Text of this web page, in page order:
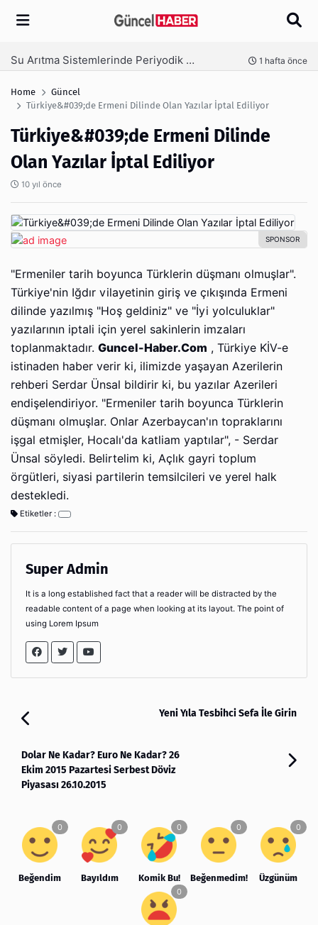
Arama
Ambalaj Süreçlerinde Yeni Nesil Verimliliği Olimpack ile Yakalayın 3 hafta önce
Home
Güncel
Türkiye&#039;de Ermeni Dilinde Olan Yazılar İptal Ediliyor
Türkiye&#039;de Ermeni Dilinde
Olan Yazılar İptal Ediliyor
10 yıl önce
"Ermeniler tarih boyunca Türklerin düşmanı olmuşlar".
Türkiye'nin Iğdır vilayetinin giriş ve çıkışında Ermeni
dilinde yazılmış "Hoş geldiniz" ve "İyi yolculuklar"
yazılarının iptali için yerel sakinlerin imzaları
toplanmaktadır. Guncel-Haber.Com , Türkiye KİV-e
istinaden haber verir ki, ilimizde yaşayan Azerilerin
rehberi Serdar Ünsal bildirir ki, bu yazılar Azerileri
endişelendiriyor. "Ermeniler tarih boyunca Türklerin
düşmanı olmuşlar. Onlar Azerbaycan'ın topraklarını
işgal etmişler, Hocalı'da katliam yaptılar", - Serdar
Ünsal söyledi. Belirtelim ki, Açlık gayri toplum
örgütleri, siyasi partilerin temsilcileri ve yerel halk
destekledi.
Etiketler :
Super Admin
It is a long established fact that a reader will be distracted by the
readable content of a page when looking at its layout. The point of
using Lorem Ipsum
Yeni Yıla Tesbihci Sefa İle Girin
Dolar Ne Kadar? Euro Ne Kadar? 26
Ekim 2015 Pazartesi Serbest Döviz
Piyasası 26.10.2015
Beğendim Bayıldım Komik Bu! Beğenmedim! Üzgünüm